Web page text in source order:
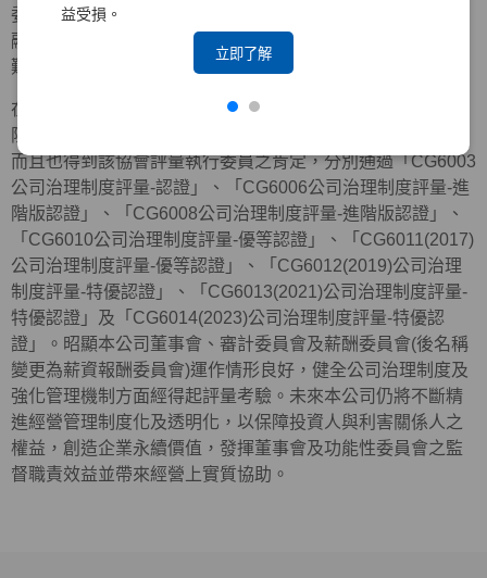
益受損。
立即了解
委員會，開始逐一落實公司治理之運作，此一作為除已率金
融證券同業之先，也為日後元大金控推展公司治理實務奠定
難以撼動之基石。
在外部機構方面，近年來本公司與元大金控及元大銀行等，
陸續共同參加中華公司治理協會所舉辦公司治理制度評量，
而且也得到該協會評量執行委員之肯定，分別通過「CG6003
公司治理制度評量-認證」、「CG6006公司治理制度評量-進
階版認證」、「CG6008公司治理制度評量-進階版認證」、
「CG6010公司治理制度評量-優等認證」、「CG6011(2017)
公司治理制度評量-優等認證」、「CG6012(2019)公司治理
制度評量-特優認證」、「CG6013(2021)公司治理制度評量-
特優認證」及「 CG6014(2023)公司治理制度評量-特優認
證」。昭顯本公司董事會、審計委員會及薪酬委員會(後名稱
變更為薪資報酬委員會)運作情形良好，健全公司治理制度及
強化管理機制方面經得起評量考驗。未來本公司仍將不斷精
進經營管理制度化及透明化，以保障投資人與利害關係人之
權益，創造企業永續價值，發揮董事會及功能性委員會之監
督職責效益並帶來經營上實質協助。